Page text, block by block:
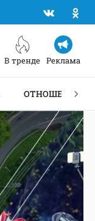
В тренде Реклама
ОТНОШЕНИЯ